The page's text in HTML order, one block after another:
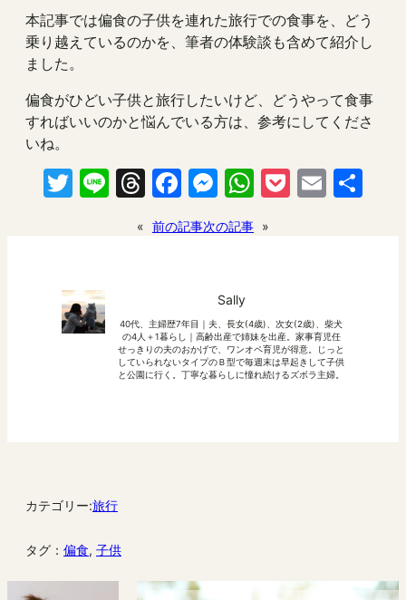
本記事では偏食の子供を連れた旅行での食事を、どう
乗り越えているのかを、筆者の体験談も含めて紹介し
ました。
偏食がひどい子供と旅行したいけど、どうやって食事
すればいいのかと悩んでいる方は、参考にしてくださ
いね。
Twitter
LineThreads
Facebook
Messenger
WhatsApp
Pocket
Email
« 前の記事次の記事 »
Sally
40代、主婦歴7年目｜夫、長女(4歳)、次女(2歳)、柴犬
の4人＋1暮らし｜高齢出産で姉妹を出産。家事育児任
せっきりの夫のおかげで、ワンオペ育児が得意。じっと
していられないタイプのＢ型で毎週末は早起きして子供
と公園に行く。丁寧な暮らしに憧れ続けるズボラ主婦。
カテゴリー:旅行
タグ： 偏食, 子供